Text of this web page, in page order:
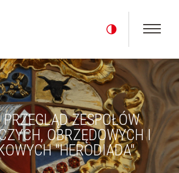
ZESPOŁÓW
OBRZĘDOWYCH I
"HERODIADA"